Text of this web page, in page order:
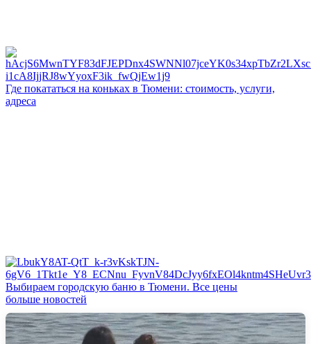
Где покататься на коньках в Тюмени: стоимость, услуги,
адреса
Выбираем городскую баню в Тюмени. Все цены
больше новостей